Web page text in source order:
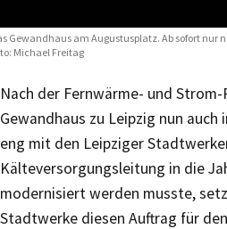
Gewandhaus am Augustusplatz. Ab sofort nur
Michael Freitag
Nach der Fernwärme- und
Gewandhaus zu Leipzig nun
eng mit den Leipziger
Kälteversorgungsleitung in die
modernisiert werden musste,
Stadtwerke diesen Auftrag für